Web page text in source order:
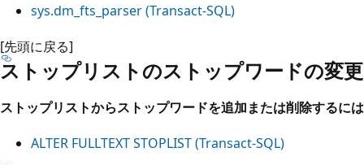
sys.dm_fts_parser (Transact-SQL)
[先頭に戻る]
ストップリストのストップワードの変更
ストップリストからストップワードを追加または削除するには
ALTER FULLTEXT STOPLIST (Transact-SQL)